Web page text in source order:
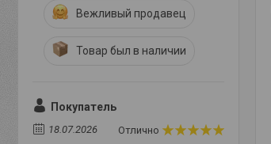
Вежливый продавец
Товар был в наличии
Покупатель
18.07.2026 Отлично